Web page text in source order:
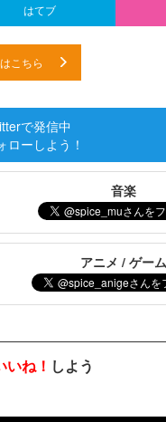
はてブ
こちら
で発信中
ローしよう！
音楽
アニメ / ゲー
いね！ しよう